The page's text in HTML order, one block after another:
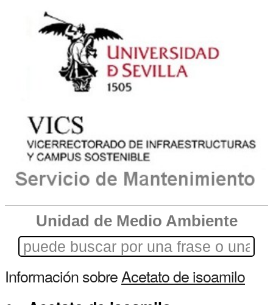
Unidad de Medio Ambiente
Información sobreAcetato de isoamilo